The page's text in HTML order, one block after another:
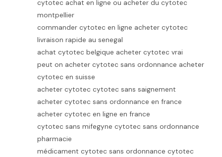
cytotec achat en ligne ou acheter du cytotec
montpellier
commander cytotec en ligne acheter cytotec
livraison rapide au senegal
achat cytotec belgique acheter cytotec vrai
peut on acheter cytotec sans ordonnance acheter
cytotec en suisse
acheter cytotec cytotec sans saignement
acheter cytotec sans ordonnance en france
acheter cytotec en ligne en france
cytotec sans mifegyne cytotec sans ordonnance
pharmacie
médicament cytotec sans ordonnance cytotec